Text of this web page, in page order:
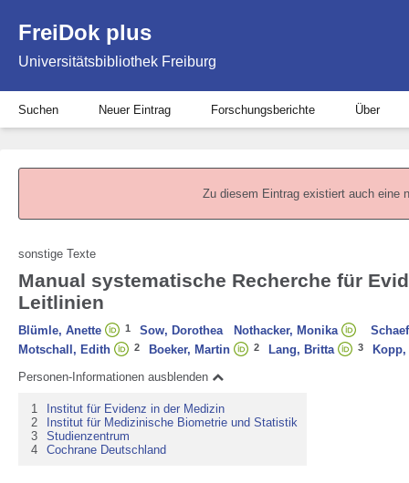
FreiDok plus
Universitätsbibliothek Freiburg
Suchen Neuer Eintrag Forschungsberichte Über
Zu diesem Eintrag existiert auch eine
sonstige Texte
Manual systematische Recherche für
Leitlinien
Blümle, Anette 1 Sow, Dorothea Nothacker, Monika
Motschall, Edith
2 Boeker, Martin 2 Lang, Britta 3 Kopp,
Personen-Informationen ausblenden
1
Institut für Evidenz in der Medizin
2
Institut für Medizinische Biometrie und Statistik
3
Studienzentrum
4
Cochrane Deutschland